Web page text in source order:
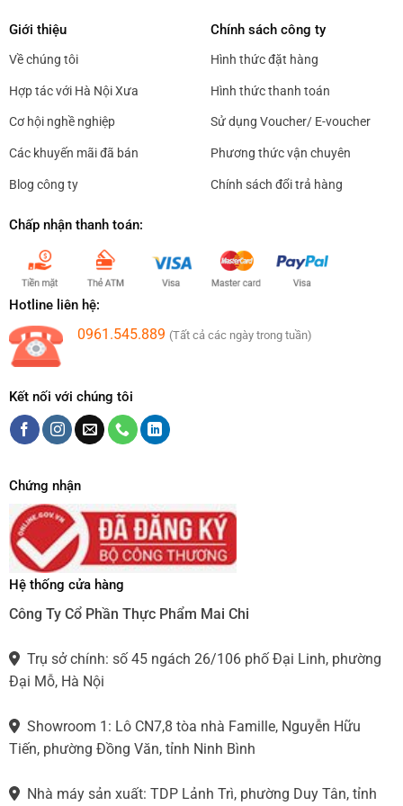
phẩm
phẩm
Giới thiệu
Về chúng tôi
Hợp tác với Hà Nội Xưa
Cơ hội nghề nghiệp
Các khuyến mãi đã bán
Blog công ty
Chính sách công ty
Hình thức đặt hàng
Hình thức thanh toán
Sử dụng Voucher/ E-voucher
Phương thức vận chuyên
Chính sách đổi trả hàng
Chấp nhận thanh toán:
Hotline liên hệ:
0961.545.889 (Tất cả các ngày trong tuần)
Kết nối với chúng tôi
Chứng nhận
Hệ thống cửa hàng
Công Ty Cổ Phần Thực Phẩm Mai Chi
Trụ sở chính: số 45 ngách 26/106 phố Đại Linh, phường
Đại Mỗ, Hà Nội
Showroom 1: Lô CN7,8 tòa nhà Famille, Nguyễn Hữu
Tiến, phường Đồng Văn, tỉnh Ninh Bình
Nhà máy sản xuất: TDP Lảnh Trì, phường Duy Tân, tỉnh